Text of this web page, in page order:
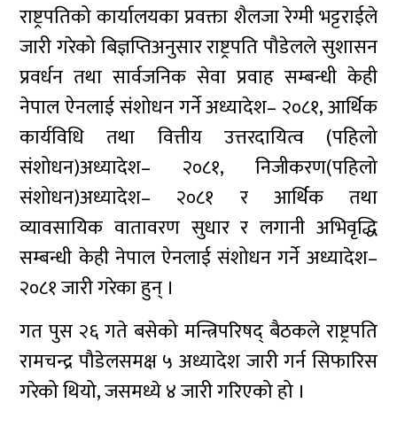
राष्ट्रपतिको कार्यालयका प्रवक्ता शैलजा रेग्मी भट्टराईले
जारी गरेको बिज्ञप्तिअनुसार राष्ट्रपति पौडेलले सुशासन
प्रवर्धन तथा सार्वजनिक सेवा प्रवाह सम्बन्धी केही
नेपाल ऐनलाई संशोधन गर्ने अध्यादेश– २०८१, आर्थिक
कार्यविधि तथा वित्तीय उत्तरदायित्व (पहिलो
संशोधन)अध्यादेश– २०८१, निजीकरण(पहिलो
संशोधन)अध्यादेश– २०८१ र आर्थिक तथा
व्यावसायिक वातावरण सुधार र लगानी अभिवृद्धि
सम्बन्धी केही नेपाल ऐनलाई संशोधन गर्ने अध्यादेश–
२०८१ जारी गरेका हुन् ।
गत पुस २६ गते बसेको मन्त्रिपरिषद् बैठकले राष्ट्रपति
रामचन्द्र पौडेलसमक्ष ५ अध्यादेश जारी गर्न सिफारिस
गरेको थियो, जसमध्ये ४ जारी गरिएको हो ।